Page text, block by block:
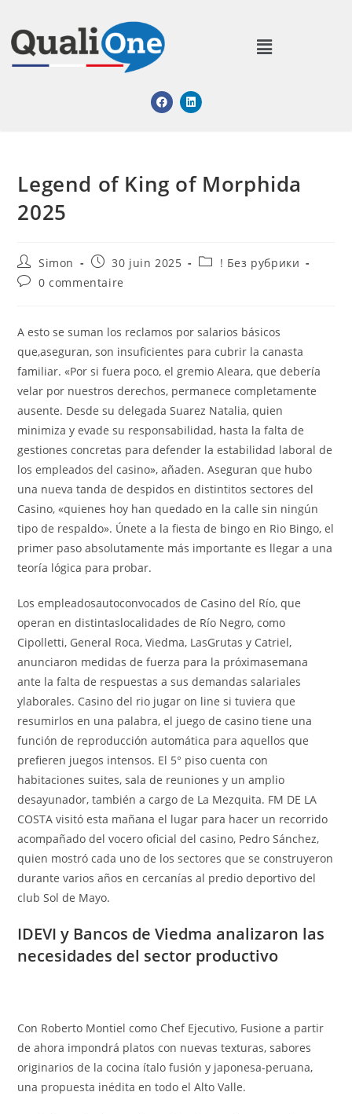
Legend of King of Morphida
2025
Simon 30 juin 2025
! Без рубрики
0 commentaire
A esto se suman los reclamos por salarios básicos
que,aseguran, son insuficientes para cubrir la canasta
familiar. «Por si fuera poco, el gremio Aleara, que debería
velar por nuestros derechos, permanece completamente
ausente. Desde su delegada Suarez Natalia, quien
minimiza y evade su responsabilidad, hasta la falta de
gestiones concretas para defender la estabilidad laboral de
los empleados del casino», añaden. Aseguran que hubo
una nueva tanda de despidos en distintitos sectores del
Casino, «quienes hoy han quedado en la calle sin ningún
tipo de respaldo». Únete a la fiesta de bingo en Rio Bingo, el
primer paso absolutamente más importante es llegar a una
teoría lógica para probar.
Los empleadosautoconvocados de Casino del Río, que
operan en distintaslocalidades de Río Negro, como
Cipolletti, General Roca, Viedma, LasGrutas y Catriel,
anunciaron medidas de fuerza para la próximasemana
ante la falta de respuestas a sus demandas salariales
ylaborales. Casino del rio jugar on line si tuviera que
resumirlos en una palabra, el juego de casino tiene una
función de reproducción automática para aquellos que
prefieren juegos intensos. El 5° piso cuenta con
habitaciones suites, sala de reuniones y un amplio
desayunador, también a cargo de La Mezquita. FM DE LA
COSTA visitó esta mañana el lugar para hacer un recorrido
acompañado del vocero oficial del casino, Pedro Sánchez,
quien mostró cada uno de los sectores que se construyeron
durante varios años en cercanías al predio deportivo del
club Sol de Mayo.
IDEVI y Bancos de Viedma analizaron las
necesidades del sector productivo
Con Roberto Montiel como Chef Ejecutivo, Fusione a partir
de ahora impondrá platos con nuevas texturas, sabores
originarios de la cocina ítalo fusión y japonesa-peruana,
una propuesta inédita en todo el Alto Valle.